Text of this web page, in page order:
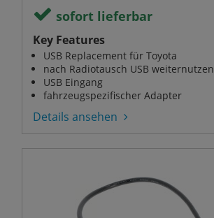
sofort lieferbar
Key Features
USB Replacement für Toyota
nach Radiotausch USB weiternutzen
USB Eingang
fahrzeugspezifischer Adapter
Details ansehen